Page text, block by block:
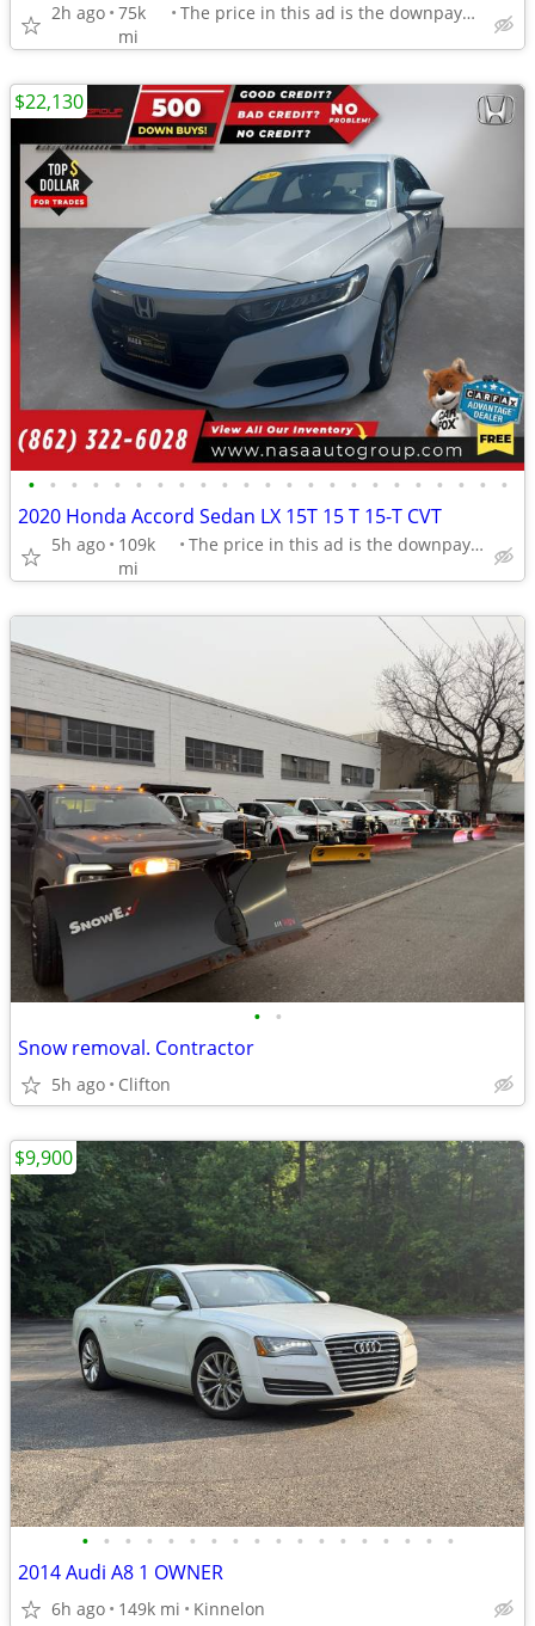
2h ago 75k
mi
The price in this ad is the downpayment
• • • • • • • • • • • • • • • • • • • • • • •
2020 Honda Accord Sedan LX 15T 15 T 15-T CVT
5h ago
109k
mi
The price in this ad is the downpayment
$22,130
• •
Snow removal. Contractor
5h ago Clifton
• • • • • • • • • • • • • • • • • •
2014 Audi A8 1 OWNER
6h ago 149k mi Kinnelon
$9,900